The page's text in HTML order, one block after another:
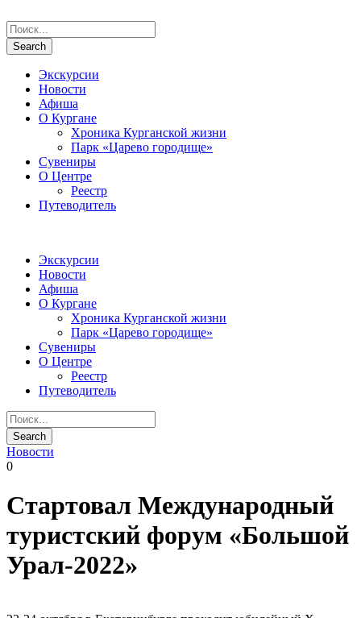
Экскурсии
Новости
Афиша
О Кургане
Хроника Курганской жизни
Парк «Царево городище»
Сувениры
О Центре
Реестр
Путеводитель
Экскурсии
Новости
Афиша
О Кургане
Хроника Курганской жизни
Парк «Царево городище»
Сувениры
О Центре
Реестр
Путеводитель
Новости
0
Стартовал Международный
туристский форум «Большой
Урал-2022»